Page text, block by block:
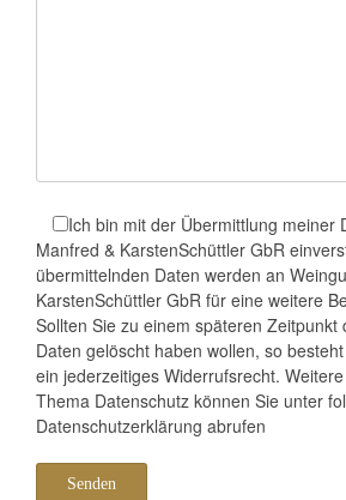
Ich bin mit der Übermittlung meiner
Manfred & KarstenSchüttler GbR
übermittelnden Daten werden an
KarstenSchüttler GbR für eine weitere
Sollten Sie zu einem späteren Zeitpunkt
Daten gelöscht haben wollen, so
ein jederzeitiges Widerrufsrecht.
Thema Datenschutz können Sie unter
Datenschutzerklärung abrufen